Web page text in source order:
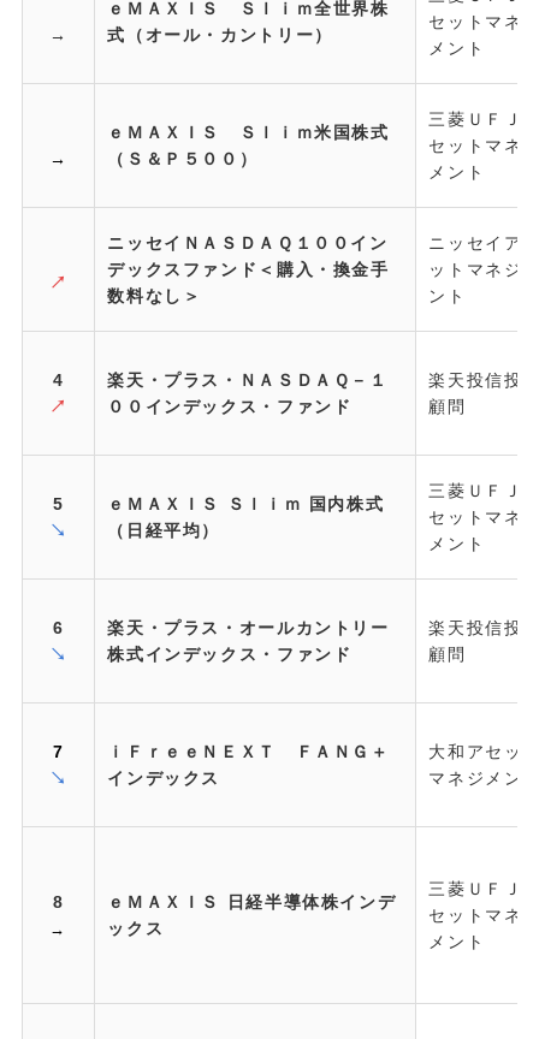
→
ｅＭＡＸＩＳ Ｓｌｉｍ全世界株
式（オール・カントリー）
セットマネ
メント
→
ｅＭＡＸＩＳ Ｓｌｉｍ米国株式
（Ｓ＆Ｐ５００）
三菱ＵＦＪ
セットマネ
メント
↗
ニッセイＮＡＳＤＡＱ１００イン
デックスファンド＜購入・換金手
数料なし＞
ニッセイア
ットマネジ
ント
4
↗
楽天・プラス・ＮＡＳＤＡＱ－１
００インデックス・ファンド
楽天投信投
顧問
5
↘
ｅＭＡＸＩＳ Ｓｌｉｍ 国内株式
（日経平均）
三菱ＵＦＪ
セットマネ
メント
6
↘
楽天・プラス・オールカントリー
株式インデックス・ファンド
楽天投信投
顧問
7
↘
ｉＦｒｅｅＮＥＸＴ ＦＡＮＧ＋
インデックス
大和アセッ
マネジメン
8
→
ｅＭＡＸＩＳ 日経半導体株インデ
ックス
三菱ＵＦＪ
セットマネ
メント